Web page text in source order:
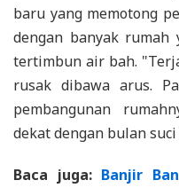
baru yang memotong
dengan banyak
tertimbun air bah.
rusak dibawa arus.
pembangunan
dekat dengan bulan
Baca juga: Banjir